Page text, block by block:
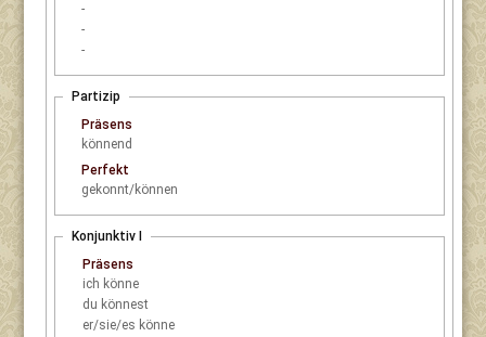
-
-
-
Partizip
Präsens
könnend
Perfekt
gekonnt/können
Konjunktiv I
Präsens
ich könne
du könnest
er/sie/es könne